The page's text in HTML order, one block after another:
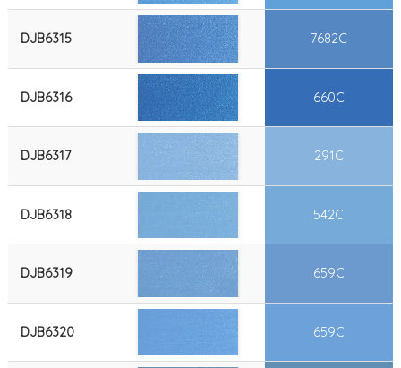
DJB6315 7682C
DJB6316 660C
DJB6317 291C
DJB6318 542C
DJB6319 659C
DJB6320 659C